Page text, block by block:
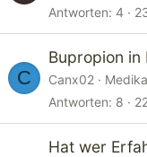
Antworten 4
C
Bupropion in
Canx02
Antworten 8
Hat wer